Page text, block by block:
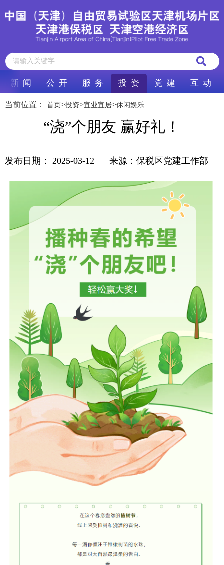
新 闻 公 开 服 务 投 资 党 建 互 动
当前位置： 首页>投资>宜业宜居>休闲娱乐
“浇”个朋友 赢好礼！
发布日期： 2025-03-12 来源：保税区党建工作部